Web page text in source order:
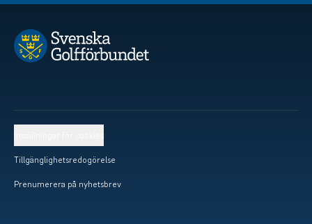
Tillgänglighetsredogörelse
Prenumerera på nyhetsbrev